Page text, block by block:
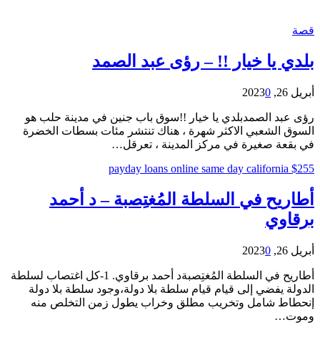
قصة
بلدي يا خيار !! – رؤى عبد الصمد
أبريل 26, 2023 0
رؤى عبد الصمدبلدي يا خيار !!سوق باب جنين في مدينة حلب هو
السوق الشعبي الاكثر شهرة ، هناك تنتشر مئات بسطات الخضرة
في بقعة صغيرة في مركز المدينة ، تعرقل…
$255 payday loans online same day california
أطاريح في السلطة المُغتِصبة – د أحمد
برقاوي
أبريل 26, 2023 0
أطاريح في السلطة المُغتِصبةد أحمد برقاوي. 1-كل اغتصاب لسلطة
الدولة يفضي إلى قيام قيام سلطة بلا دولة،وجود سلطة بلا دولة
إنحطاط شامل وتخريب مطلق وخراب يطول زمن التخلص منه
وموت…